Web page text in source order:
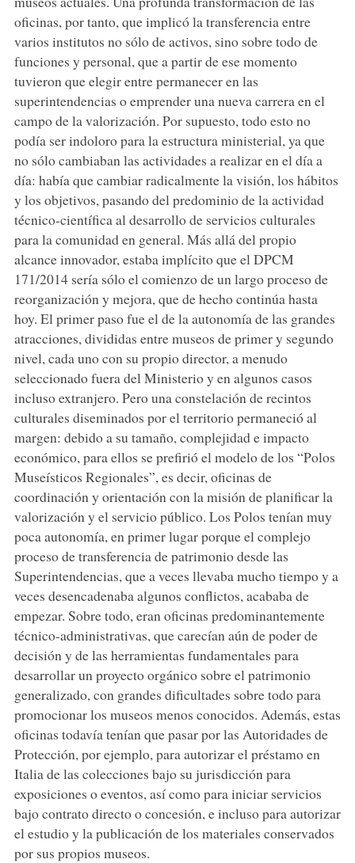
oficinas, por tanto, que implicó la transferencia entre
varios institutos no sólo de activos, sino sobre todo de
funciones y personal, que a partir de ese momento
tuvieron que elegir entre permanecer en las
superintendencias o emprender una nueva carrera en el
campo de la valorización. Por supuesto, todo esto no
podía ser indoloro para la estructura ministerial, ya que
no sólo cambiaban las actividades a realizar en el día a
día: había que cambiar radicalmente la visión, los hábitos
y los objetivos, pasando del predominio de la actividad
técnico-científica al desarrollo de servicios culturales
para la comunidad en general. Más allá del propio
alcance innovador, estaba implícito que el DPCM
171/2014 sería sólo el comienzo de un largo proceso de
reorganización y mejora, que de hecho continúa hasta
hoy. El primer paso fue el de la autonomía de las grandes
atracciones, divididas entre museos de primer y segundo
nivel, cada uno con su propio director, a menudo
seleccionado fuera del Ministerio y en algunos casos
incluso extranjero. Pero una constelación de recintos
culturales diseminados por el territorio permaneció al
margen: debido a su tamaño, complejidad e impacto
económico, para ellos se prefirió el modelo de los “Polos
Museísticos Regionales”, es decir, oficinas de
coordinación y orientación con la misión de planificar la
valorización y el servicio público. Los Polos tenían muy
poca autonomía, en primer lugar porque el complejo
proceso de transferencia de patrimonio desde las
Superintendencias, que a veces llevaba mucho tiempo y a
veces desencadenaba algunos conflictos, acababa de
empezar. Sobre todo, eran oficinas predominantemente
técnico-administrativas, que carecían aún de poder de
decisión y de las herramientas fundamentales para
desarrollar un proyecto orgánico sobre el patrimonio
generalizado, con grandes dificultades sobre todo para
promocionar los museos menos conocidos. Además, estas
oficinas todavía tenían que pasar por las Autoridades de
Protección, por ejemplo, para autorizar el préstamo en
Italia de las colecciones bajo su jurisdicción para
exposiciones o eventos, así como para iniciar servicios
bajo contrato directo o concesión, e incluso para autorizar
el estudio y la publicación de los materiales conservados
por sus propios museos.